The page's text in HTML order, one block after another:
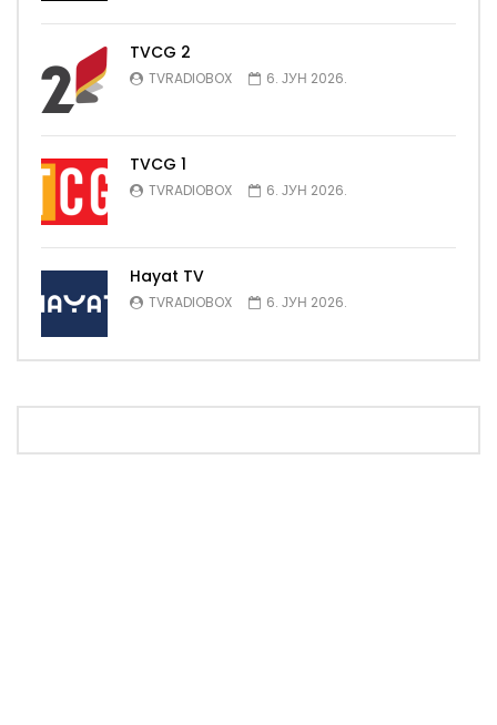
TVCG 2
TVRADIOBOX 6. ЈУН 2026.
TVCG 1
TVRADIOBOX 6. ЈУН 2026.
Hayat TV
TVRADIOBOX 6. ЈУН 2026.